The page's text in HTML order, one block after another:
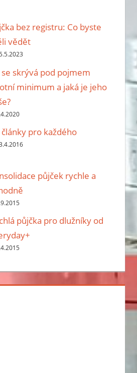
bez registru: Co byste
vědět
se skrývá pod pojmem
minimum a jaká je jeho
články pro každého
půjček rychle a
půjčka pro dlužníky od